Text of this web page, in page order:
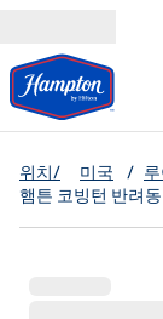
위치/ 미국 /
햄튼 코빙턴 반려